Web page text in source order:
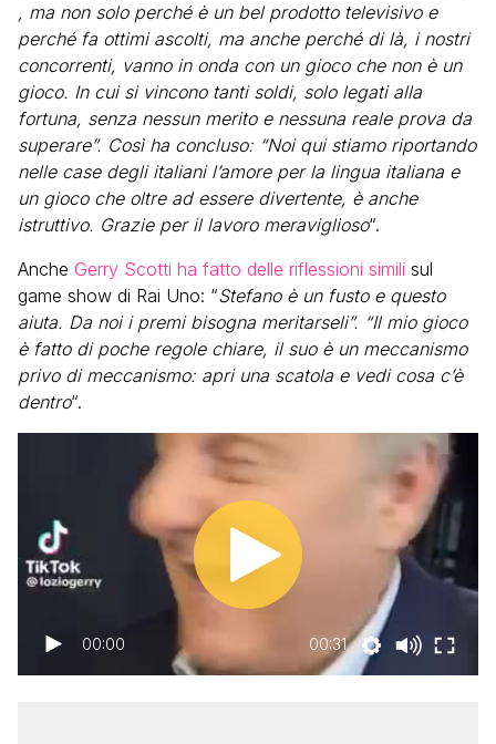
, ma non solo perché è un bel prodotto televisivo e
perché fa ottimi ascolti, ma anche perché di là, i nostri
concorrenti, vanno in onda con un gioco che non è un
gioco. In cui si vincono tanti soldi, solo legati alla
fortuna, senza nessun merito e nessuna reale prova da
superare”. Così ha concluso: “Noi qui stiamo riportando
nelle case degli italiani l’amore per la lingua italiana e
un gioco che oltre ad essere divertente, è anche
istruttivo. Grazie per il lavoro meraviglioso“.
Anche Gerry Scotti ha fatto delle riflessioni simili sul
game show di Rai Uno: “Stefano è un fusto e questo
aiuta. Da noi i premi bisogna meritarseli”. “Il mio gioco
è fatto di poche regole chiare, il suo è un meccanismo
privo di meccanismo: apri una scatola e vedi cosa c’è
dentro“.
00:00 00:31